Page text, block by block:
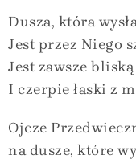
Dusza, która
Jest przez Niego
Jest zawsze
I czerpie łaski z
Ojcze
na dusze, które